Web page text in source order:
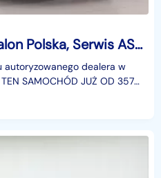
Nissan Qashqai II , Salon Polska, Serwis ASO, Navi, Klimatronic, Tempomat,
autoryzowanego dealera w
pojazdu jest aktua